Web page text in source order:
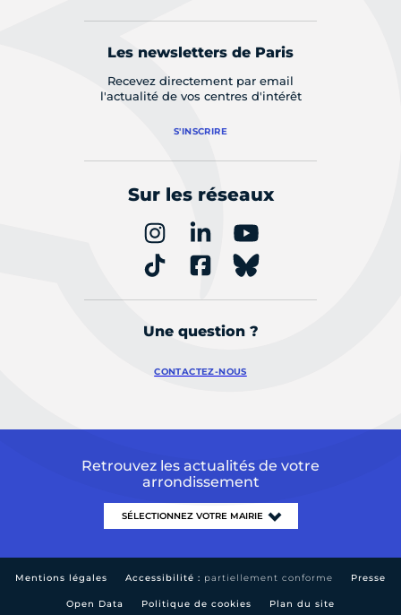
Les newsletters de Paris
Recevez directement par email
l'actualité de vos centres d'intérêt
S'INSCRIRE
Sur les réseaux
Une question ?
CONTACTEZ-NOUS
Retrouvez les actualités de votre
arrondissement
Mentions légales Accessibilité : partiellement conforme Presse
Open Data Politique de cookies Plan du site